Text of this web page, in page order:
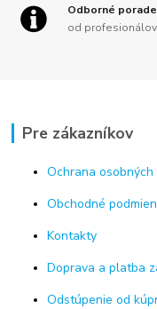
Odborné
od profesionálov
Pre zákazníkov
Ochrana osobných
Obchodné
Kontakty
Doprava a platba
Odstúpenie od